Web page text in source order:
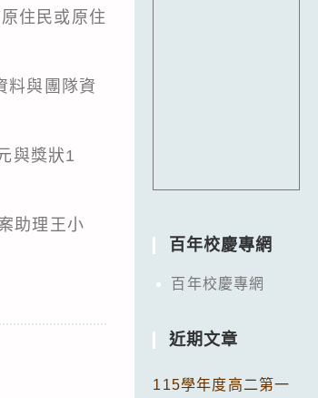
住民或原住
料與團隊資
與獎狀1
助理王小
百年校慶專網
百年校慶專網
近期文章
115學年度高二第一